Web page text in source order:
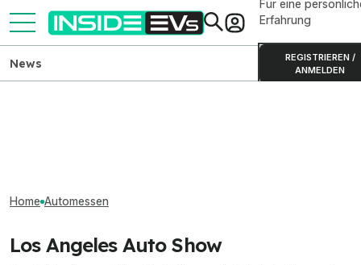
Für eine
Erfahrung
REGISTRIEREN /
ANMELDEN
News
Home Automessen
Los Angeles Auto Show